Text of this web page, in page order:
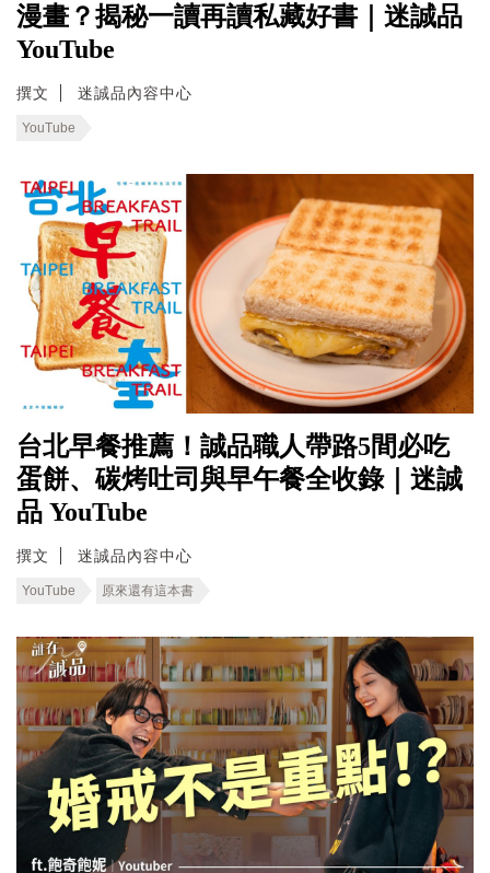
漫畫？揭秘一讀再讀私藏好書｜迷誠品
YouTube
撰文 迷誠品內容中心
YouTube
台北早餐推薦！誠品職人帶路5間必吃
蛋餅、碳烤吐司與早午餐全收錄｜迷誠
品 YouTube
撰文 迷誠品內容中心
YouTube 原來還有這本書